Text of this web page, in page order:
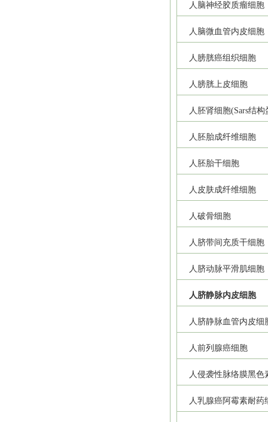
人脑神经胶质瘤细胞
人脑微血管内皮细胞
人膀胱癌组织细胞
人膀胱上皮细胞
人胚肾细胞(Sars结
人胚胎成纤维细胞
人胚胎干细胞
人皮肤成纤维细胞
人破骨细胞
人脐带间充质干细胞
人脐动脉平滑肌细胞
人脐静脉内皮细胞
人脐静脉血管内皮细
人前列腺癌细胞
人侵袭性脉络膜黑色
人乳腺癌阿霉素耐药